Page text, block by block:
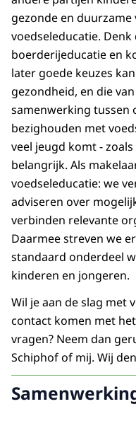
gezonde en
voedseleducatie.
boerderijeducatie en
later goede keuzes
gezondheid, en die
samenwerking tussen
bezighouden met
veel jeugd komt -
belangrijk. Als
voedseleducatie: we
adviseren over
verbinden relevante
Daarmee streven we
standaard onderdeel
kinderen en jongeren.
Wil je aan de slag met
contact komen met
vragen? Neem dan
Schiphof of mij. Wij